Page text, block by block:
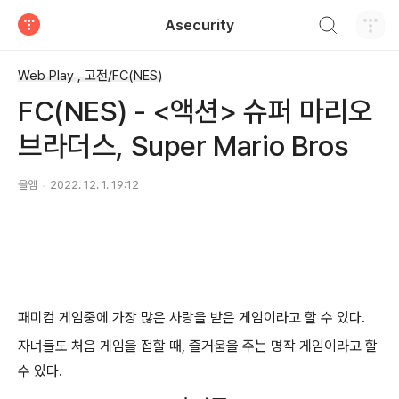
Asecurity
Web Play , 고전/FC(NES)
FC(NES) - <액션> 슈퍼 마리오
브라더스, Super Mario Bros
올엠 2022. 12. 1. 19:12
패미컴 게임중에 가장 많은 사랑을 받은 게임이라고 할 수 있다.
자녀들도 처음 게임을 접할 때, 즐거움을 주는 명작 게임이라고 할
수 있다.